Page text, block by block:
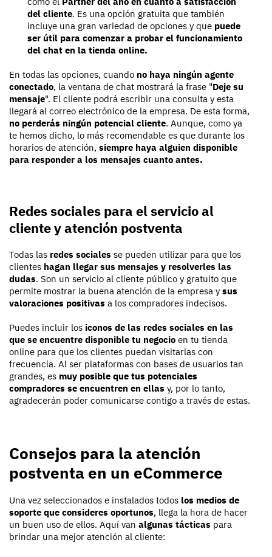
del cliente. Es una opción gratuita que también
incluye una gran variedad de opciones y que puede
ser útil para comenzar a probar el funcionamiento
del chat en la tienda online.
En todas las opciones, cuando no haya ningún agente
conectado, la ventana de chat mostrará la frase "Deje su
mensaje". El cliente podrá escribir una consulta y esta
llegará al correo electrónico de la empresa. De esta forma,
no perderás ningún potencial cliente. Aunque, como ya
te hemos dicho, lo más recomendable es que durante los
horarios de atención, siempre haya alguien disponible
para responder a los mensajes cuanto antes.
Redes sociales para el servicio al
cliente y atención postventa
Todas las redes sociales se pueden utilizar para que los
clientes hagan llegar sus mensajes y resolverles las
dudas. Son un servicio al cliente público y gratuito que
permite mostrar la buena atención de la empresa y sus
valoraciones positivas a los compradores indecisos.
Puedes incluir los iconos de las redes sociales en las
que se encuentre disponible tu negocio en tu tienda
online para que los clientes puedan visitarlas con
frecuencia. Al ser plataformas con bases de usuarios tan
grandes, es muy posible que tus potenciales
compradores se encuentren en ellas y, por lo tanto,
agradecerán poder comunicarse contigo a través de estas.
Consejos para la atención
postventa en un eCommerce
Una vez seleccionados e instalados todos los medios de
soporte que consideres oportunos, llega la hora de hacer
un buen uso de ellos. Aquí van algunas tácticas para
brindar una mejor atención al cliente: